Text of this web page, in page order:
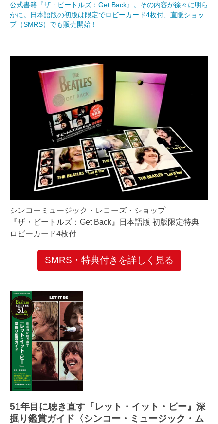
公式書籍『ザ・ビートルズ：Get Back』。その内容が徐々に明ら
かに。日本語版の初版は限定でロビーカード4枚付、直販ショッ
プ（SMRS）でも販売開始！
シンコーミュージック・レコーズ・ショップ
『ザ・ビートルズ：Get Back』日本語版 初版限定特典
ロビーカード4枚付
SMRS・特典付きを詳しく見る
51年目に聴き直す『レット・イット・ビー』深
掘り鑑賞ガイド〈シンコー・ミュージック・ム